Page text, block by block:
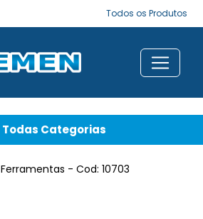
Todos os Produtos
Todas Categorias
Ferramentas - Cod: 10703